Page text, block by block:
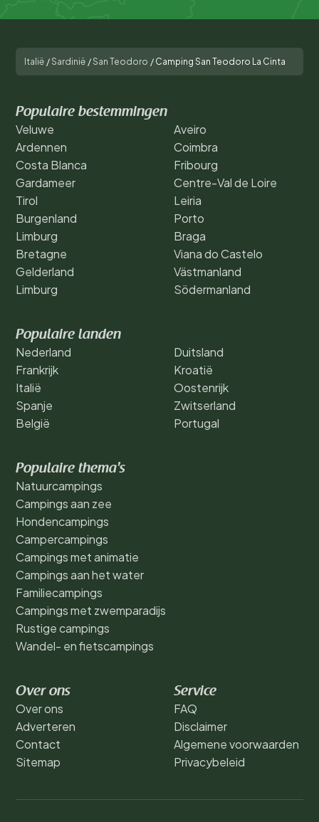
Italië /Sardinië /San Teodoro / Camping San Teodoro La Cinta
Populaire bestemmingen
Veluwe
Ardennen
Costa Blanca
Gardameer
Tirol
Burgenland
Limburg
Bretagne
Gelderland
Limburg
Aveiro
Coimbra
Fribourg
Centre-Val de Loire
Leiria
Porto
Braga
Viana do Castelo
Västmanland
Södermanland
Populaire landen
Nederland
Frankrijk
Italië
Spanje
België
Duitsland
Kroatië
Oostenrijk
Zwitserland
Portugal
Populaire thema's
Natuurcampings
Campings aan zee
Hondencampings
Campercampings
Campings met animatie
Campings aan het water
Familiecampings
Campings met zwemparadijs
Rustige campings
Wandel- en fietscampings
Over ons
Over ons
Adverteren
Contact
Sitemap
Service
FAQ
Disclaimer
Algemene voorwaarden
Privacybeleid